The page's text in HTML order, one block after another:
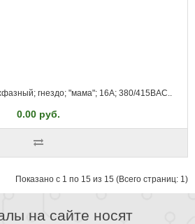
гнездо; "мама"; 16А; 380/415ВAC..
0.00 руб.
Показано с 1 по 15 из 15 (Всего страниц: 1)
на сайте носят